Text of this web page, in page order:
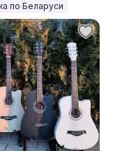
по Беларуси